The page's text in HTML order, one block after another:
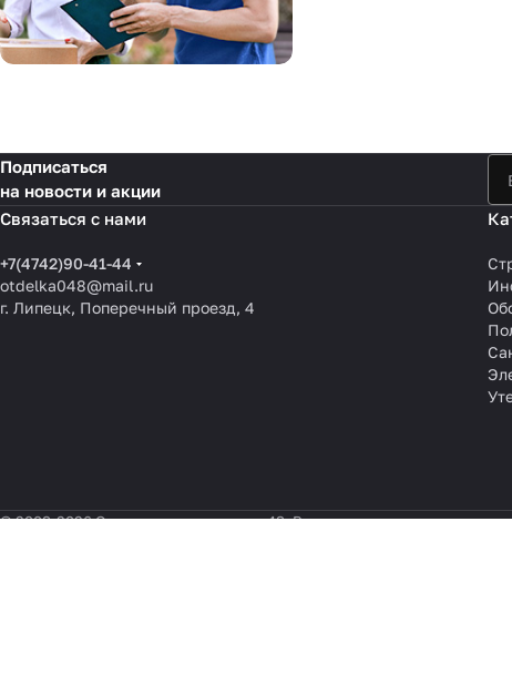
Подписаться
на новости и акции
Связаться с нами
+7(4742)90-41-44
otdelka048@mail.ru
г. Липецк, Поперечный проезд, 4
© 2008-2026 Отделочные материалы 48. Все права защищены.